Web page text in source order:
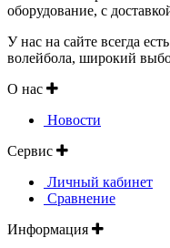
оборудование, с
У нас на сайте всегда
волейбола, широкий
О нас
Новости
Сервис
Личный кабинет
Сравнение
Информация